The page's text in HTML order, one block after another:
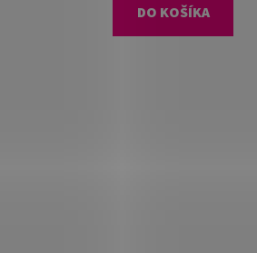
DO KOŠÍKA